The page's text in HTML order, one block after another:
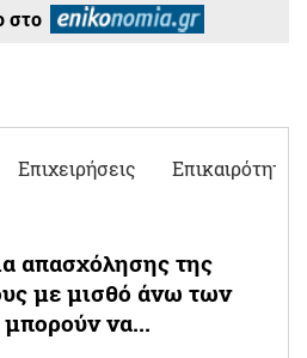
στο
Επιχειρήσεις Επικαιρότητα
απασχόλησης της
με μισθό άνω των
να...